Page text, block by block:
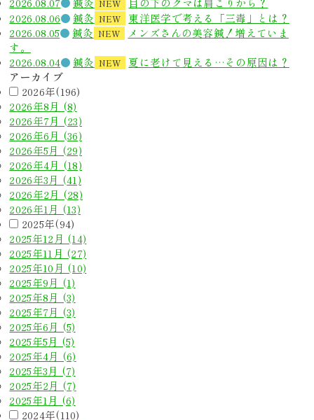
NEW
2026.08.06
鍼灸 NEW
東洋医学で考える「三毒」とは？
2026.08.05
鍼灸 NEW
メンズさんの美容鍼！増えていま
す。
2026.08.04
鍼灸 NEW
夏に老けて見える…その原因は？
アーカイブ
2026年(196)
2026年8月 (8)
2026年7月 (23)
2026年6月 (36)
2026年5月 (29)
2026年4月 (18)
2026年3月 (41)
2026年2月 (28)
2026年1月 (13)
2025年(94)
2025年12月 (14)
2025年11月 (27)
2025年10月 (10)
2025年9月 (1)
2025年8月 (3)
2025年7月 (3)
2025年6月 (5)
2025年5月 (5)
2025年4月 (6)
2025年3月 (7)
2025年2月 (7)
2025年1月 (6)
2024年(110)